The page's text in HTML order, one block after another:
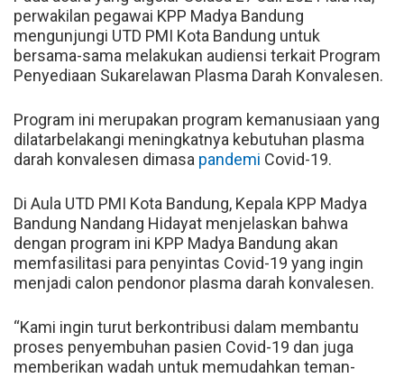
perwakilan pegawai KPP Madya Bandung
mengunjungi UTD PMI Kota Bandung untuk
bersama-sama melakukan audiensi terkait Program
Penyediaan Sukarelawan Plasma Darah Konvalesen.
Program ini merupakan program kemanusiaan yang
dilatarbelakangi meningkatnya kebutuhan plasma
darah konvalesen dimasa pandemi Covid-19.
Di Aula UTD PMI Kota Bandung, Kepala KPP Madya
Bandung Nandang Hidayat menjelaskan bahwa
dengan program ini KPP Madya Bandung akan
memfasilitasi para penyintas Covid-19 yang ingin
menjadi calon pendonor plasma darah konvalesen.
“Kami ingin turut berkontribusi dalam membantu
proses penyembuhan pasien Covid-19 dan juga
memberikan wadah untuk memudahkan teman-